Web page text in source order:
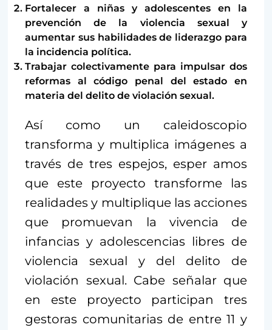
Fortalecer a niñas y adolescentes en la
prevención de la violencia sexual y
aumentar sus habilidades de liderazgo para
la incidencia política.
Trabajar colectivamente para impulsar dos
reformas al código penal del estado en
materia del delito de violación sexual.
Así como un caleidoscopio
transforma y multiplica imágenes a
través de tres espejos, esper amos
que este proyecto transforme las
realidades y multiplique las acciones
que promuevan la vivencia de
infancias y adolescencias libres de
violencia sexual y del delito de
violación sexual. Cabe señalar que
en este proyecto participan tres
gestoras comunitarias de entre 11 y